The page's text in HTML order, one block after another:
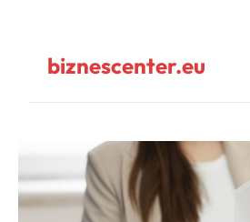
biznescenter.eu